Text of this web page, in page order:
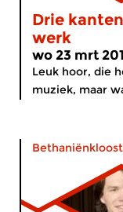
Drie
werk
wo 23 mrt
Leuk hoor, die
muziek, maar